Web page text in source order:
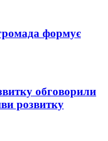
формує
обговорили
розвитку